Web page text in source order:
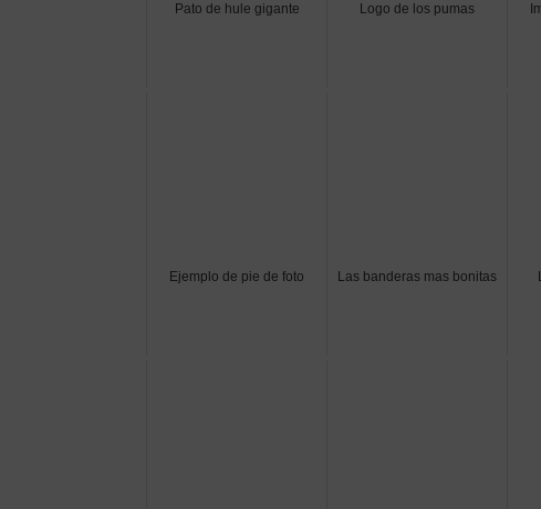
Pato de hule gigante Logo de los pumas
Ejemplo de pie de foto Las banderas mas bonitas